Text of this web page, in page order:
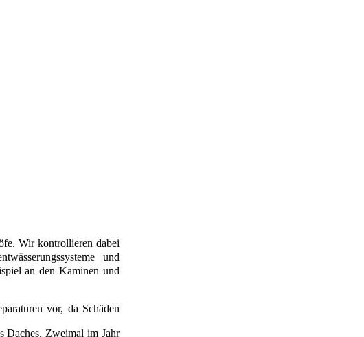
Wir kontrollieren dabei
und
an den Kaminen und
vor, da Schäden
Daches. Zweimal im Jahr